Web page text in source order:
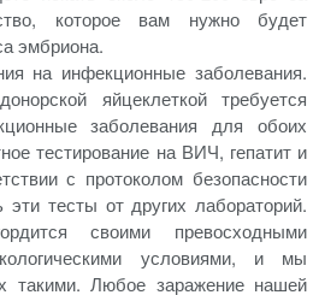
которое вам нужно будет
эмбриона.
на инфекционные заболевания.
яйцеклеткой требуется
заболевания для обоих
тестирование на ВИЧ, гепатит и
с протоколом безопасности
тесты от других лабораторий.
своими превосходными
условиями, и мы
такими. Любое заражение нашей